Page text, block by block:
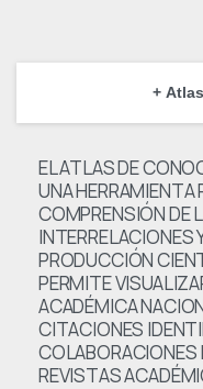
+
EL ATLAS DE
UNA HERRAMIENTA
COMPRENSIÓN DE
INTERRELACIONES
PRODUCCIÓN
PERMITE
ACADÉMICA
CITACIONES
COLABORACIONES
REVISTAS